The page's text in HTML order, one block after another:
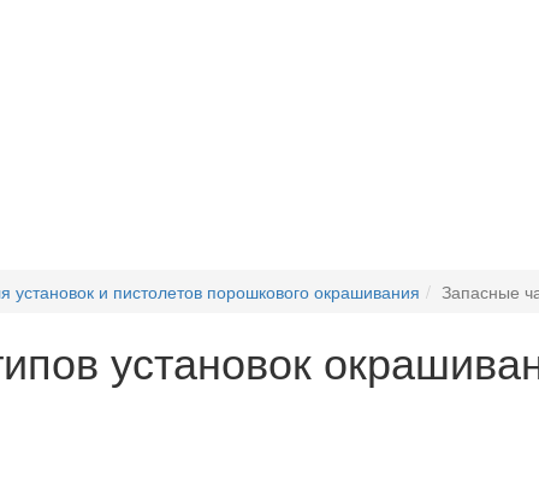
установок и пистолетов порошкового окрашивания Запасные
установок